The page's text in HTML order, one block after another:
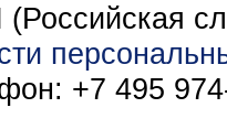
+7 495